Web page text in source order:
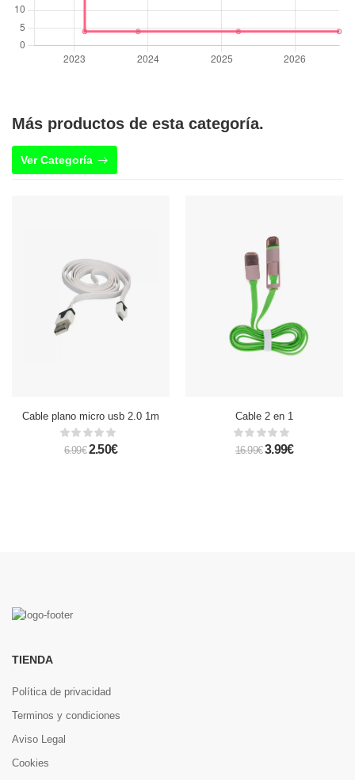
Más productos de esta categoría.
Ver Categoría
Cable plano micro usb 2.0 1m
6.99€ 2.50€
Cable 2 en 1
16.99€ 3.99€
TIENDA
Política de privacidad
Terminos y condiciones
Aviso Legal
Cookies